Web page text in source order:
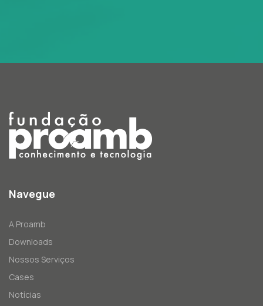
Navegue
A Proamb
Downloads
Nossos Serviços
Cases
Notícias